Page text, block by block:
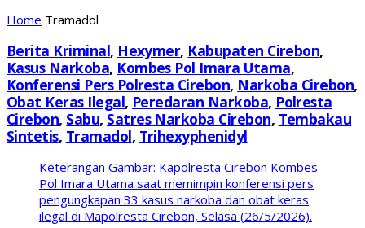
Home Tramadol
Berita Kriminal, Hexymer, Kabupaten Cirebon,
Kasus Narkoba, Kombes Pol Imara Utama,
Konferensi Pers Polresta Cirebon, Narkoba Cirebon,
Obat Keras Ilegal, Peredaran Narkoba, Polresta
Cirebon, Sabu, Satres Narkoba Cirebon, Tembakau
Sintetis, Tramadol, Trihexyphenidyl
Keterangan Gambar: Kapolresta Cirebon Kombes
Pol Imara Utama saat memimpin konferensi pers
pengungkapan 33 kasus narkoba dan obat keras
ilegal di Mapolresta Cirebon, Selasa (26/5/2026).